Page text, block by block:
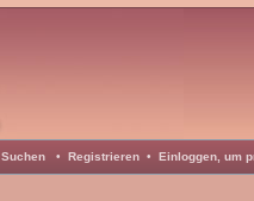
Suchen • Registrieren • Einloggen, um